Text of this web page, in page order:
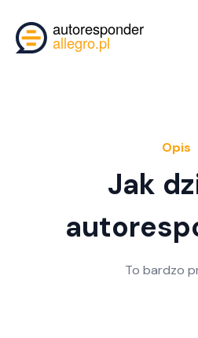
Opis
Jak
To bardzo